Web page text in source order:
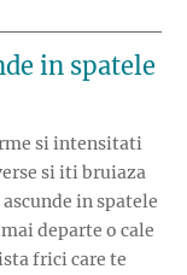
in spatele
si intensitati
si iti bruiaza
in spatele
departe o cale
frici care te